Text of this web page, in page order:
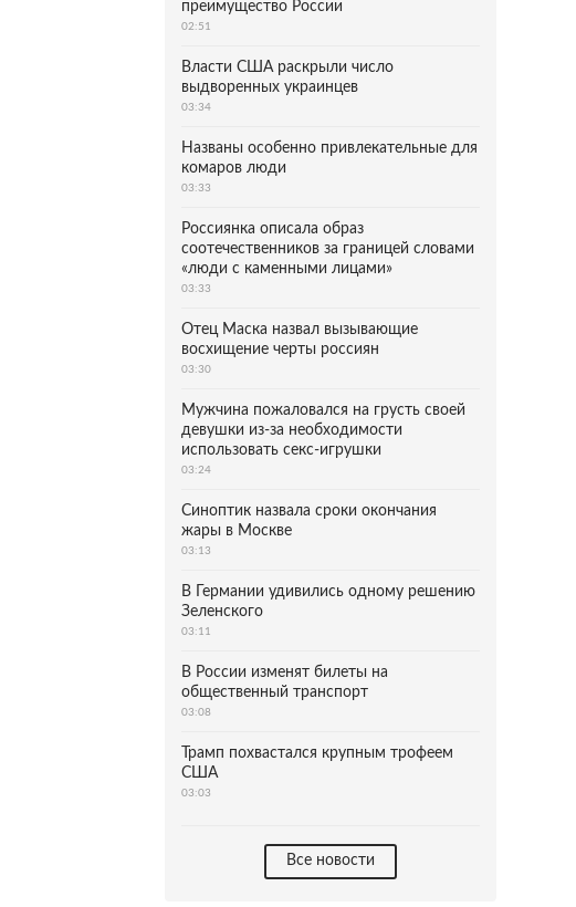
преимущество России
02:51
Власти США раскрыли число
выдворенных украинцев
03:34
Названы особенно привлекательные для
комаров люди
03:33
Россиянка описала образ
соотечественников за границей словами
«люди с каменными лицами»
03:33
Отец Маска назвал вызывающие
восхищение черты россиян
03:30
Мужчина пожаловался на грусть своей
девушки из-за необходимости
использовать секс-игрушки
03:24
Синоптик назвала сроки окончания
жары в Москве
03:13
В Германии удивились одному решению
Зеленского
03:11
В России изменят билеты на
общественный транспорт
03:08
Трамп похвастался крупным трофеем
США
03:03
Все новости